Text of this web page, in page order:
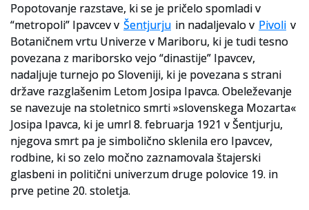
Popotovanje razstave, ki se je pričelo spomladi v
“metropoli” Ipavcev v Šentjurju in nadaljevalo v Pivoli v
Botaničnem vrtu Univerze v Mariboru, ki je tudi tesno
povezana z mariborsko vejo “dinastije” Ipavcev,
nadaljuje turnejo po Sloveniji, ki je povezana s strani
države razglašenim Letom Josipa Ipavca. Obeleževanje
se navezuje na stoletnico smrti »slovenskega Mozarta«
Josipa Ipavca, ki je umrl 8. februarja 1921 v Šentjurju,
njegova smrt pa je simbolično sklenila ero Ipavcev,
rodbine, ki so zelo močno zaznamovala štajerski
glasbeni in politični univerzum druge polovice 19. in
prve petine 20. stoletja.